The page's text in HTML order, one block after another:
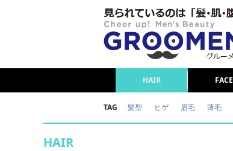
HAIR FACE
TAG 髪型 ヒゲ 眉毛 薄毛
HAIR